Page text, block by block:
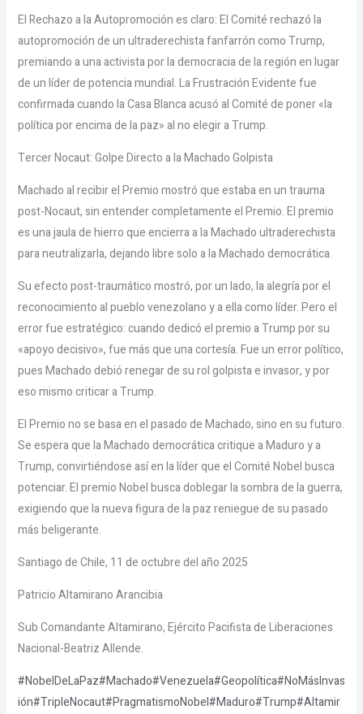
El Rechazo a la Autopromoción es claro: El Comité rechazó la
autopromoción de un ultraderechista fanfarrón como Trump,
premiando a una activista por la democracia de la región en lugar
de un líder de potencia mundial. La Frustración Evidente fue
confirmada cuando la Casa Blanca acusó al Comité de poner «la
política por encima de la paz» al no elegir a Trump.
Tercer Nocaut: Golpe Directo a la Machado Golpista
Machado al recibir el Premio mostró que estaba en un trauma
post-Nocaut, sin entender completamente el Premio. El premio
es una jaula de hierro que encierra a la Machado ultraderechista
para neutralizarla, dejando libre solo a la Machado democrática.
Su efecto post-traumático mostró, por un lado, la alegría por el
reconocimiento al pueblo venezolano y a ella como líder. Pero el
error fue estratégico: cuando dedicó el premio a Trump por su
«apoyo decisivo», fue más que una cortesía. Fue un error político,
pues Machado debió renegar de su rol golpista e invasor, y por
eso mismo criticar a Trump.
El Premio no se basa en el pasado de Machado, sino en su futuro.
Se espera que la Machado democrática critique a Maduro y a
Trump, convirtiéndose así en la líder que el Comité Nobel busca
potenciar. El premio Nobel busca doblegar la sombra de la guerra,
exigiendo que la nueva figura de la paz reniegue de su pasado
más beligerante.
Santiago de Chile, 11 de octubre del año 2025
Patricio Altamirano Arancibia
Sub Comandante Altamirano, Ejército Pacifista de Liberaciones
Nacional-Beatriz Allende.
#NobelDeLaPaz#Machado#Venezuela#Geopolítica#NoMásInvas
ión#TripleNocaut#PragmatismoNobel#Maduro#Trump#Altamir